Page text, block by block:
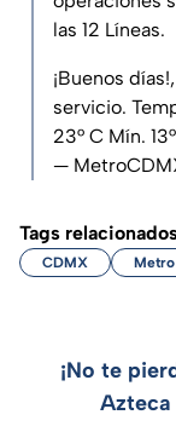
las 12 Líneas.
¡Buenos
servicio.
23° C Mín.
—
Tags
CDMX
¡No te
Azteca